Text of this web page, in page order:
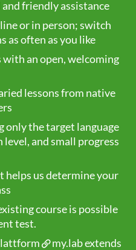
friendly assistance
or in person; switch
as often as you like
an open, welcoming
lessons from native
only the target language
and small progress
helps us determine your
course is possible
test.
my.labextends